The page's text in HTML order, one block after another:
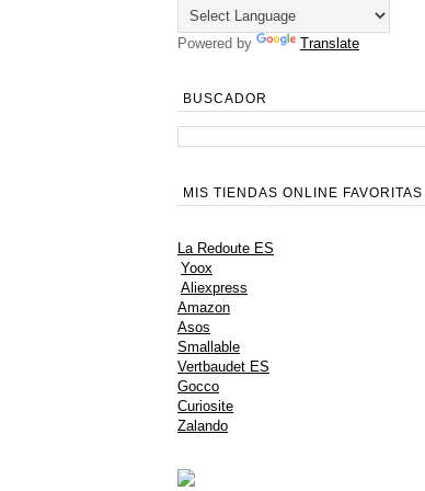
Powered by Translate
BUSCADOR
MIS TIENDAS ONLINE FAVORITAS
La Redoute ES
Yoox
Aliexpress
Amazon
Asos
Smallable
Vertbaudet ES
Gocco
Curiosite
Zalando